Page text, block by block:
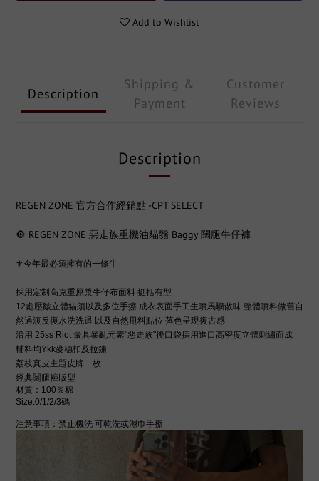
Add to Wishlist
Description
Shipping &
Payment
Customer
Reviews
Description
REGEN ZONE 官方合作經銷點 -CPT SELECT
🔘 REGEN ZONE 惡走族重機油貓鬚 Baggy 闊腿牛仔褲
⚜️今年最必須擁有的一條牛
採用定制高克重原漿牛仔布面料 挺括有型
12處壓皺立體貓須以及多位手擦 成衣表面手工生噴馬騮散味 整體噴料做舊自
然過渡反復水洗洗退 以及自然甩料點位 落色呈現復古感
沿用 25ss Riot 最具暴亂元素"惡走族"後口袋採用進口高密度立體刺繡而成
輔料均Ykk麥穗扣及拉鍊
荔枝真皮主題皮牌一枚
經典闊腿褲版型
材質：100％棉
Size:0/1/2/3碼
注意事項：禁止機洗 可乾洗或濕巾手擦